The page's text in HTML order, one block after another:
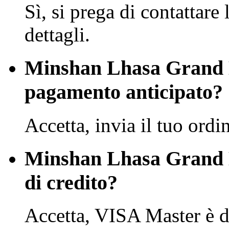
Sì, si prega di
dettagli.
Minshan Lhasa
pagamento anticipato?
Accetta, invia il tuo
Minshan Lhasa Grand
di credito?
Accetta, VISA Master è